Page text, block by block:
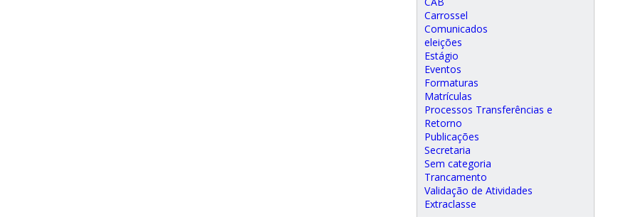
Carrossel
Comunicados
eleições
Estágio
Eventos
Formaturas
Matrículas
Processos Transferências e
Retorno
Publicações
Secretaria
Sem categoria
Trancamento
Validação de Atividades
Extraclasse